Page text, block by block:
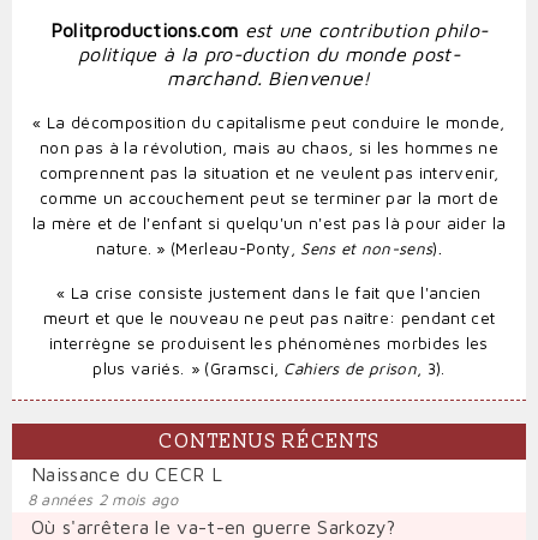
Politproductions.com est une contribution philo-
politique à la pro-duction du monde post-
marchand. Bienvenue!
« La décomposition du capitalisme peut conduire le monde,
non pas à la révolution, mais au chaos, si les hommes ne
comprennent pas la situation et ne veulent pas intervenir,
comme un accouchement peut se terminer par la mort de
la mère et de l'enfant si quelqu'un n'est pas là pour aider la
nature. » (Merleau-Ponty, Sens et non-sens)
« La crise consiste justement dans le fait que l'ancien
meurt et que le nouveau ne peut pas naître: pendant cet
interrègne se produisent les phénomènes morbides les
plus variés. » (Gramsci, Cahiers de prison, 3).
CONTENUS RÉCENTS
Naissance du CECR L
8 années 2 mois ago
Où s'arrêtera le va-t-en guerre Sarkozy?